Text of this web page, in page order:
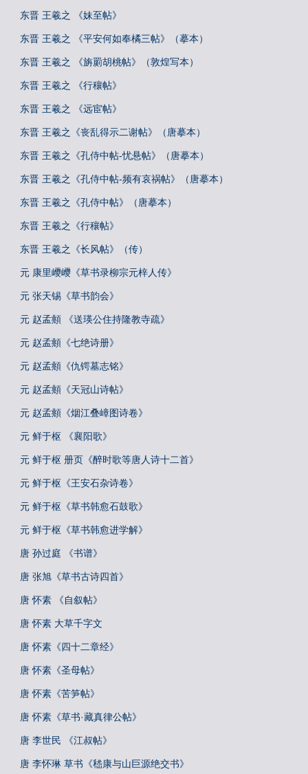
东晋 王羲之 《妹至帖》
东晋 王羲之 《平安何如奉橘三帖》（摹本）
东晋 王羲之 《旃罽胡桃帖》（敦煌写本）
东晋 王羲之 《行穰帖》
东晋 王羲之 《远宦帖》
东晋 王羲之《丧乱得示二谢帖》（唐摹本）
东晋 王羲之《孔侍中帖-忧悬帖》（唐摹本）
东晋 王羲之《孔侍中帖-频有哀祸帖》（唐摹本）
东晋 王羲之《孔侍中帖》（唐摹本）
东晋 王羲之《行穰帖》
东晋 王羲之《长风帖》（传）
元 康里巎巎《草书录柳宗元梓人传》
元 张天锡《草书韵会》
元 赵孟頫 《送瑛公住持隆教寺疏》
元 赵孟頫《七绝诗册》
元 赵孟頫《仇锷墓志铭》
元 赵孟頫《天冠山诗帖》
元 赵孟頫《烟江叠嶂图诗卷》
元 鲜于枢 《襄阳歌》
元 鲜于枢 册页《醉时歌等唐人诗十二首》
元 鲜于枢《王安石杂诗卷》
元 鲜于枢《草书韩愈石鼓歌》
元 鲜于枢《草书韩愈进学解》
唐 孙过庭 《书谱》
唐 张旭《草书古诗四首》
唐 怀素 《自叙帖》
唐 怀素 大草千字文
唐 怀素《四十二章经》
唐 怀素《圣母帖》
唐 怀素《苦笋帖》
唐 怀素《草书·藏真律公帖》
唐 李世民 《江叔帖》
唐 李怀琳 草书《嵇康与山巨源绝交书》